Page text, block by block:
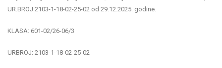
UR.BROJ:2103-1-18-02-25-02 od 29.12.2025. godine.
KLASA: 601-02/26-06/3
URBROJ: 2103-1-18-02-25-02